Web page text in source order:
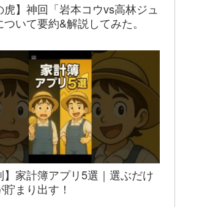
虎】神回「岩本コウvs高林ジュ
いて要約&解説してみた。
】家計簿アプリ5選｜選ぶだけ
まり出す！